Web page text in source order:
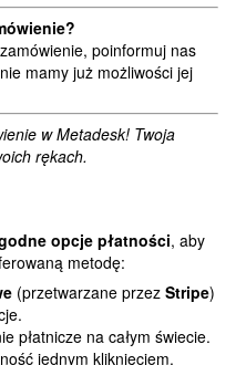
poinformuj nas
mamy już możliwości jej
w Metadesk! Twoja
rękach.
opcje płatności, aby
metodę:
(przetwarzane przez Stripe)
płatnicze na całym świecie.
jednym kliknięciem.